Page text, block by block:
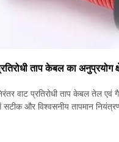
ताप केबल का अनुप्रयोग
वाट प्रतिरोधी ताप केबल तेल एवं
सटीक और विश्वसनीय तापमान